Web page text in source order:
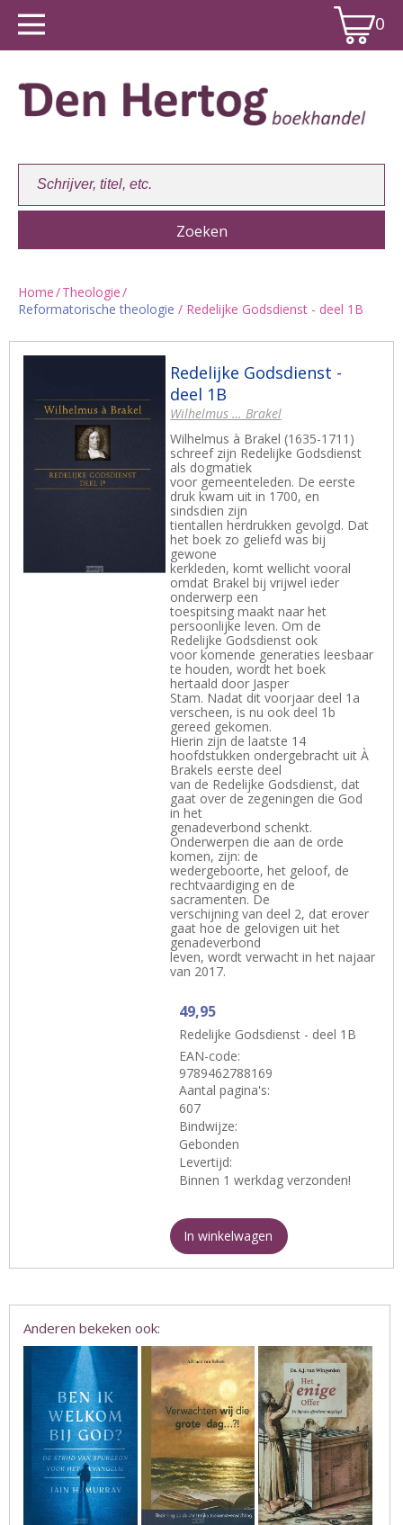
0
Winkelwagen:
Home/Theologie/
Reformatorische theologie / Redelijke Godsdienst - deel 1B
Redelijke Godsdienst -
deel 1B
Wilhelmus … Brakel
Wilhelmus à Brakel (1635-1711)
schreef zijn Redelijke Godsdienst
als dogmatiek
voor gemeenteleden. De eerste
druk kwam uit in 1700, en
sindsdien zijn
tientallen herdrukken gevolgd. Dat
het boek zo geliefd was bij
gewone
kerkleden, komt wellicht vooral
omdat Brakel bij vrijwel ieder
onderwerp een
toespitsing maakt naar het
persoonlijke leven. Om de
Redelijke Godsdienst ook
voor komende generaties leesbaar
te houden, wordt het boek
hertaald door Jasper
Stam. Nadat dit voorjaar deel 1a
verscheen, is nu ook deel 1b
gereed gekomen.
Hierin zijn de laatste 14
hoofdstukken ondergebracht uit À
Brakels eerste deel
van de Redelijke Godsdienst, dat
gaat over de zegeningen die God
in het
genadeverbond schenkt.
Onderwerpen die aan de orde
komen, zijn: de
wedergeboorte, het geloof, de
rechtvaardiging en de
sacramenten. De
verschijning van deel 2, dat erover
gaat hoe de gelovigen uit het
genadeverbond
leven, wordt verwacht in het najaar
van 2017.
49,95
Redelijke Godsdienst - deel 1B
EAN-code:
9789462788169
Aantal pagina's:
607
Bindwijze:
Gebonden
Levertijd:
Binnen 1 werkdag verzonden!
In winkelwagen
Anderen bekeken ook: